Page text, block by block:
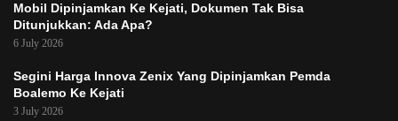
Mobil Dipinjamkan Ke Kejati, Dokumen Tak Bisa
Ditunjukkan: Ada Apa?
6 July 2026
Segini Harga Innova Zenix Yang Dipinjamkan Pemda
Boalemo Ke Kejati
3 July 2026